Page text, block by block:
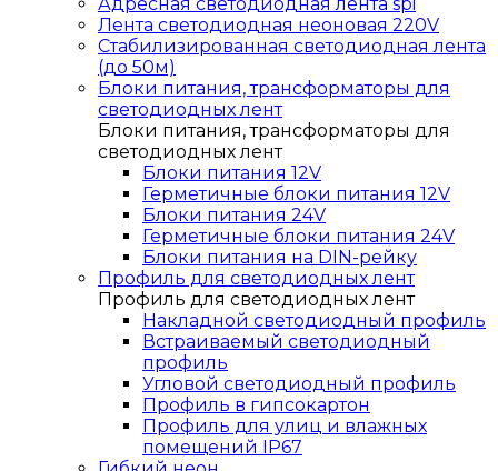
Лента светодиодная неоновая 220V
Стабилизированная светодиодная лента
(до 50м)
Блоки питания, трансформаторы для
светодиодных лент
Блоки питания, трансформаторы для
светодиодных лент
Блоки питания 12V
Герметичные блоки питания 12V
Блоки питания 24V
Герметичные блоки питания 24V
Блоки питания на DIN-рейку
Профиль для светодиодных лент
Профиль для светодиодных лент
Накладной светодиодный профиль
Встраиваемый светодиодный
профиль
Угловой светодиодный профиль
Профиль в гипсокартон
Профиль для улиц и влажных
помещений IP67